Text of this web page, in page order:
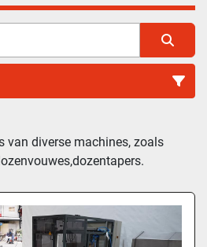
op
van diverse machines, zoals